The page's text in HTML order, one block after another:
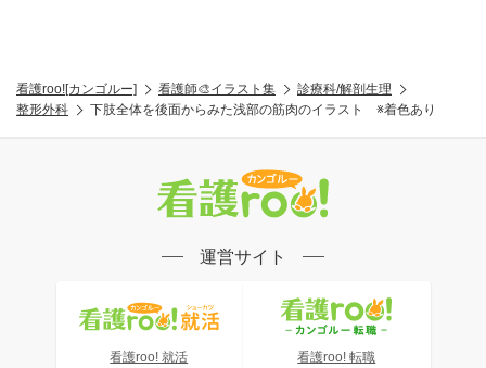
看護roo![カンゴルー] 看護師🎨イラスト集
診療科/解剖生理
整形外科
下肢全体を後面からみた浅部の筋肉のイラスト ※着色あり
運営サイト
看護roo! 就活 看護roo! 転職